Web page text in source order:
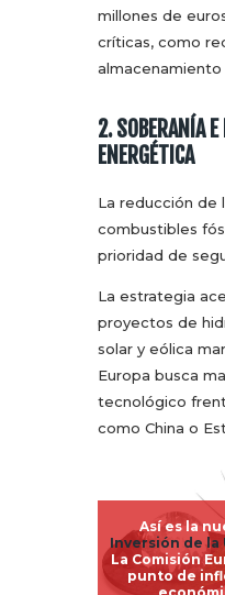
millones de
críticas, como
almacenamiento
2. SOBERANÍA
ENERGÉTICA
La reducción de
combustibles
prioridad de
La estrategia
proyectos de
solar y eólica
Europa busca
tecnológico
como China o
Así es la
Inversión de la
La Comisión
punto de